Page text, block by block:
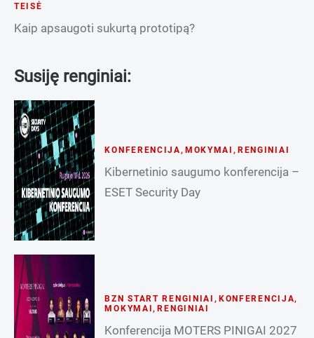
TEISĖ
Kaip apsaugoti sukurtą prototipą?
Susiję renginiai:
KONFERENCIJA , MOKYMAI , RENGINIAI
Kibernetinio saugumo konferencija –
ESET Security Day
BZN START RENGINIAI , KONFERENCIJA,
MOKYMAI ,RENGINIAI
Konferencija MOTERS PINIGAI 2027